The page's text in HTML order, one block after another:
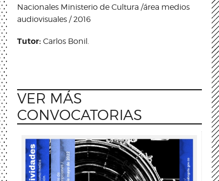
Nacionales Ministerio de Cultura /área medios
audiovisuales / 2016
Tutor: Carlos Bonil.
VER MÁS
CONVOCATORIAS